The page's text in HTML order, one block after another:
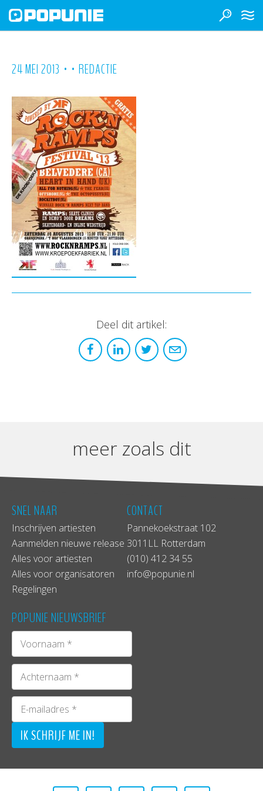
24 MEI 2013 • • REDACTIE
Deel dit artikel:
meer zoals dit
SNEL NAAR
Inschrijven artiesten
Aanmelden nieuwe release
Alles voor artiesten
Alles voor organisatoren
Regelingen
CONTACT
Pannekoekstraat 102
3011LL Rotterdam
(010) 412 34 55
info@popunie.nl
POPUNIE NIEUWSBRIEF